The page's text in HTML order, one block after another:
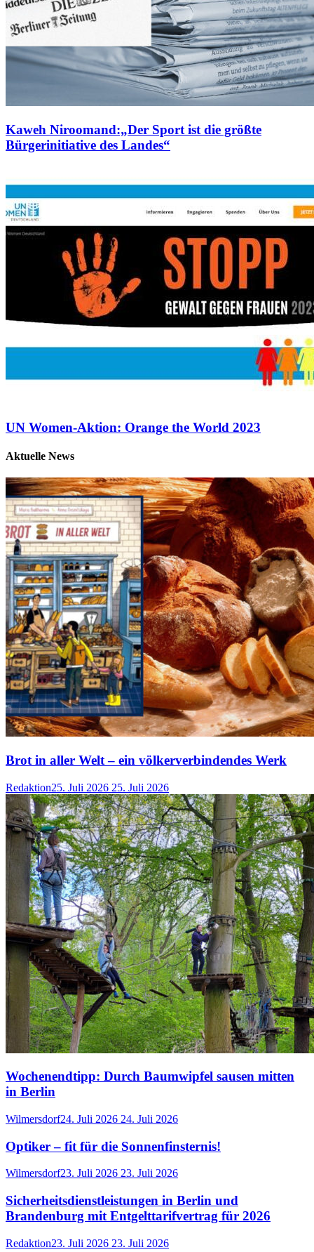
Kaweh Niroomand:„Der Sport ist die größte
Bürgerinitiative des Landes“
UN Women-Aktion: Orange the World 2023
Aktuelle News
Brot in aller Welt – ein völkerverbindendes Werk
Redaktion25. Juli 2026 25. Juli 2026
Wochenendtipp: Durch Baumwipfel sausen mitten
in Berlin
Wilmersdorf24. Juli 2026 24. Juli 2026
Optiker – fit für die Sonnenfinsternis!
Wilmersdorf23. Juli 2026 23. Juli 2026
Sicherheitsdienstleistungen in Berlin und
Brandenburg mit Entgelttarifvertrag für 2026
Redaktion23. Juli 2026 23. Juli 2026